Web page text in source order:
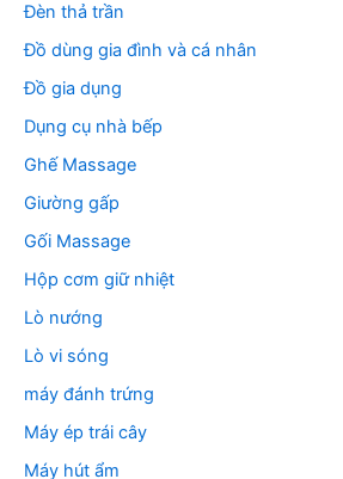
Đèn thả trần
Đồ dùng gia đình và cá nhân
Đồ gia dụng
Dụng cụ nhà bếp
Ghế Massage
Giường gấp
Gối Massage
Hộp cơm giữ nhiệt
Lò nướng
Lò vi sóng
máy đánh trứng
Máy ép trái cây
Máy hút ẩm